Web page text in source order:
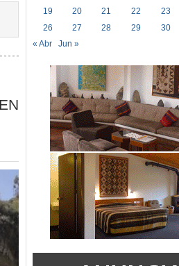
19
20 21 22 23
26
27 28 29 30
« Abr
Jun »